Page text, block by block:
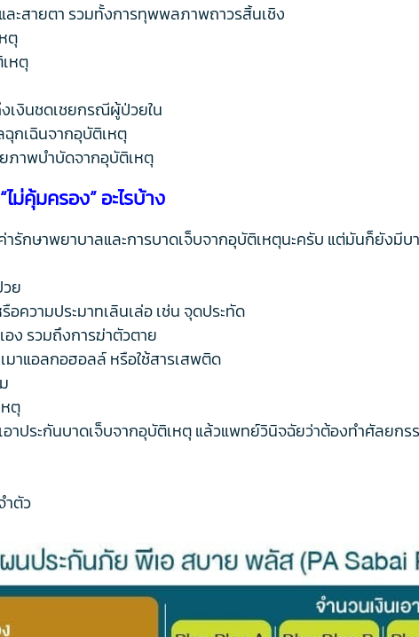
ะสายตา รวมทั้งการทุพพลภาพถาวรสิ้นเชิง
ตุ
หตุ
เงินชดเชยกรณีผู้ป่วยใน
ฉุกเฉินจากอุบัติเหตุ
ภาพบำบัดจากอุบัติเหตุ
คุ้มครอง” อะไรบ้าง
รักษาพยาบาลและการบาดเจ็บจากอุบัติเหตุนะครับ แต่มันก็ยัง
ย
ความประมาทเลินเล่อ เช่น จุดประทัด
ง รวมถึงการฆ่าตัวตาย
าแอลกอฮอลล์ หรือใช้สารเสพติด
ตุ
าประกันบาดเจ็บจากอุบัติเหตุ แล้วแพทย์วินิจฉัยว่าต้องทำศัลยกร
ำตัว